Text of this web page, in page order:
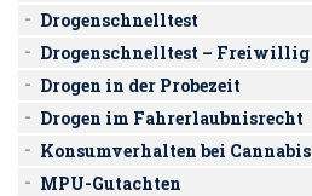
Drogenschnelltest
Drogenschnelltest – Freiwillig
Drogen in der Probezeit
Drogen im Fahrerlaubnisrecht
Konsumverhalten bei Cannabis
MPU-Gutachten